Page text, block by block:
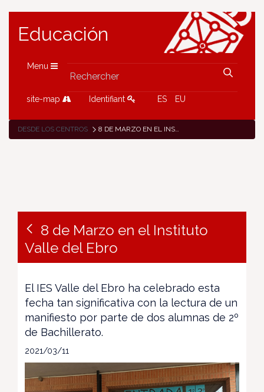
Educación
Menu
site-map Identifiant ES EU
DESDE LOS CENTROS 8 DE MARZO EN EL INSTITUTO VALLE DEL EBRO
8 de Marzo en el Instituto
Valle del Ebro
El IES Valle del Ebro ha celebrado esta
fecha tan significativa con la lectura de un
manifiesto por parte de dos alumnas de 2º
de Bachillerato.
2021/03/11